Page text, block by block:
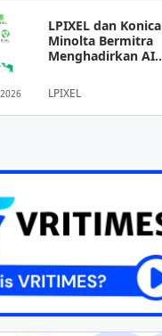
LPIXEL dan Konica
Minolta Bermitra
Menghadirkan AI
Diagnosis Berbasis
Pencitraan Medis
“EIRL” di ASEAN
LPIXEL